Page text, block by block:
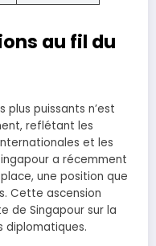
au fil du
puissants n’est
reflétant les
et les
a récemment
une position que
Cette ascension
de Singapour sur la
diplomatiques.